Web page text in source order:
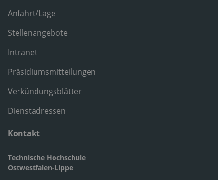
Anfahrt/Lage
Stellenangebote
Intranet
Präsidiumsmitteilungen
Verkündungsblätter
Dienstadressen
Kontakt
Technische Hochschule
Ostwestfalen-Lippe